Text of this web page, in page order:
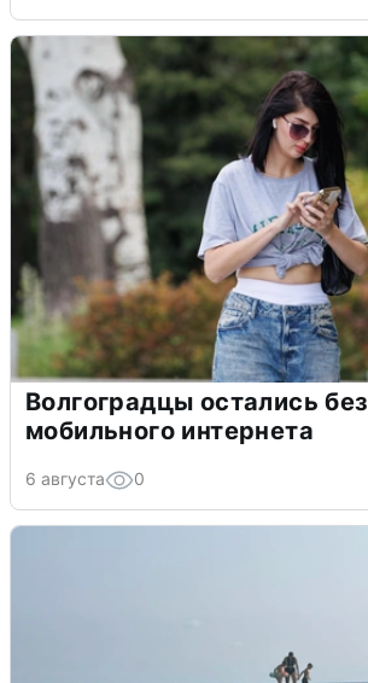
Волгоградцы остались без
мобильного интернета
6 августа 0